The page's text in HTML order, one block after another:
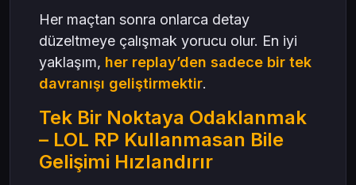
Her maçtan sonra onlarca detay
düzeltmeye çalışmak yorucu olur. En iyi
yaklaşım, her replay’den sadece bir tek
davranışı geliştirmektir.
Tek Bir Noktaya Odaklanmak
– LOL RP Kullanmasan Bile
Gelişimi Hızlandırır